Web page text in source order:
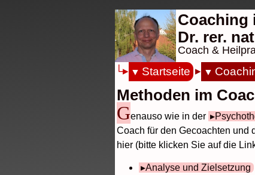
Coaching
Dr. rer.
Coach &
Startseite
Methoden im
Genauso wie in der
Coach für den Gecoachten und
hier (bitte klicken Sie auf die
Analyse und Zielsetzung